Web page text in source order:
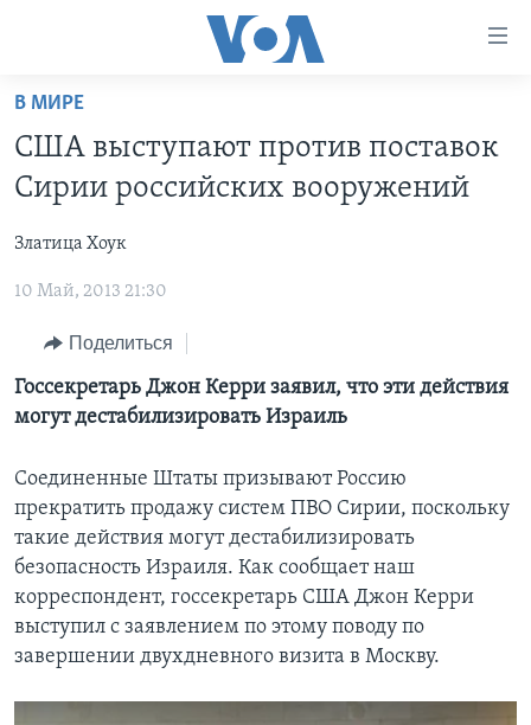
Перейти
основной
контент
Перейти
навигации
Перейти
поиск
НОВОСТИ ЗА МИНУТУ
ИТОГИ
ПОЧЕМУ ЭТО ВАЖНО?
ДИСКУССИЯ VOA
ДЕТАЛИ
НЬЮ-ЙОРК NEW YORK
АМЕРИКА. БОЛЬШОЕ ПУТЕШЕСТВИЕ
ПРОЕКТЫ
УЧИМ АНГЛИЙСКИЙ
НАША АМЕРИКАНСКАЯ ИСТОРИЯ
А КАК В АМЕРИКЕ?
АРТЕФАКТЫ
АМЕРИКАНСКИЕ ГОРОДКИ
ЭКСПЕРТИЗА
ИНТЕРВЬЮ
ФАКТЫ ПРОТИВ ФЕЙКОВ
ЗА СВОБОДУ ПРЕССЫ
УЧИМ АНГЛИЙСКИЙ
ВИДЕО
ПОДПИСКА НА НОВОСТИ
Learning English
СОЦИАЛЬНЫЕ СЕТИ
В МИРЕ
США выступают против поставок
Сирии российских вооружений
Златица Хоук
10 Май, 2013 21:30
Поделиться
Госсекретарь Джон Керри заявил, что эти действия
могут дестабилизировать Израиль
Соединенные Штаты призывают Россию
прекратить продажу систем ПВО Сирии, поскольку
такие действия могут дестабилизировать
безопасность Израиля. Как сообщает наш
корреспондент, госсекретарь США Джон Керри
выступил с заявлением по этому поводу по
завершении двухдневного визита в Москву.